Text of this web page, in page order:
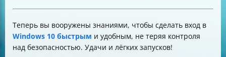
Теперь вы вооружены знаниями, чтобы сделать вход в
Windows 10 быстрым и удобным, не теряя контроля
над безопасностью. Удачи и лёгких запусков!